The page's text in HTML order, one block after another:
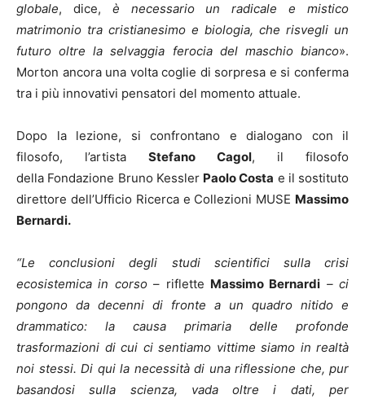
globale, dice, è necessario un radicale e mistico
matrimonio tra cristianesimo e biologia, che risvegli un
futuro oltre la selvaggia ferocia del maschio bianco».
Morton ancora una volta coglie di sorpresa e si conferma
tra i più innovativi pensatori del momento attuale.
Dopo la lezione, si confrontano e dialogano con il
filosofo, l’artista Stefano Cagol, il filosofo
della Fondazione Bruno Kessler Paolo Costa e il sostituto
direttore dell’Ufficio Ricerca e Collezioni MUSE Massimo
Bernardi.
“Le conclusioni degli studi scientifici sulla crisi
ecosistemica in corso– riflette Massimo Bernardi – ci
pongono da decenni di fronte a un quadro nitido e
drammatico: la causa primaria delle profonde
trasformazioni di cui ci sentiamo vittime siamo in realtà
noi stessi. Di qui la necessità di una riflessione che, pur
basandosi sulla scienza, vada oltre i dati, per